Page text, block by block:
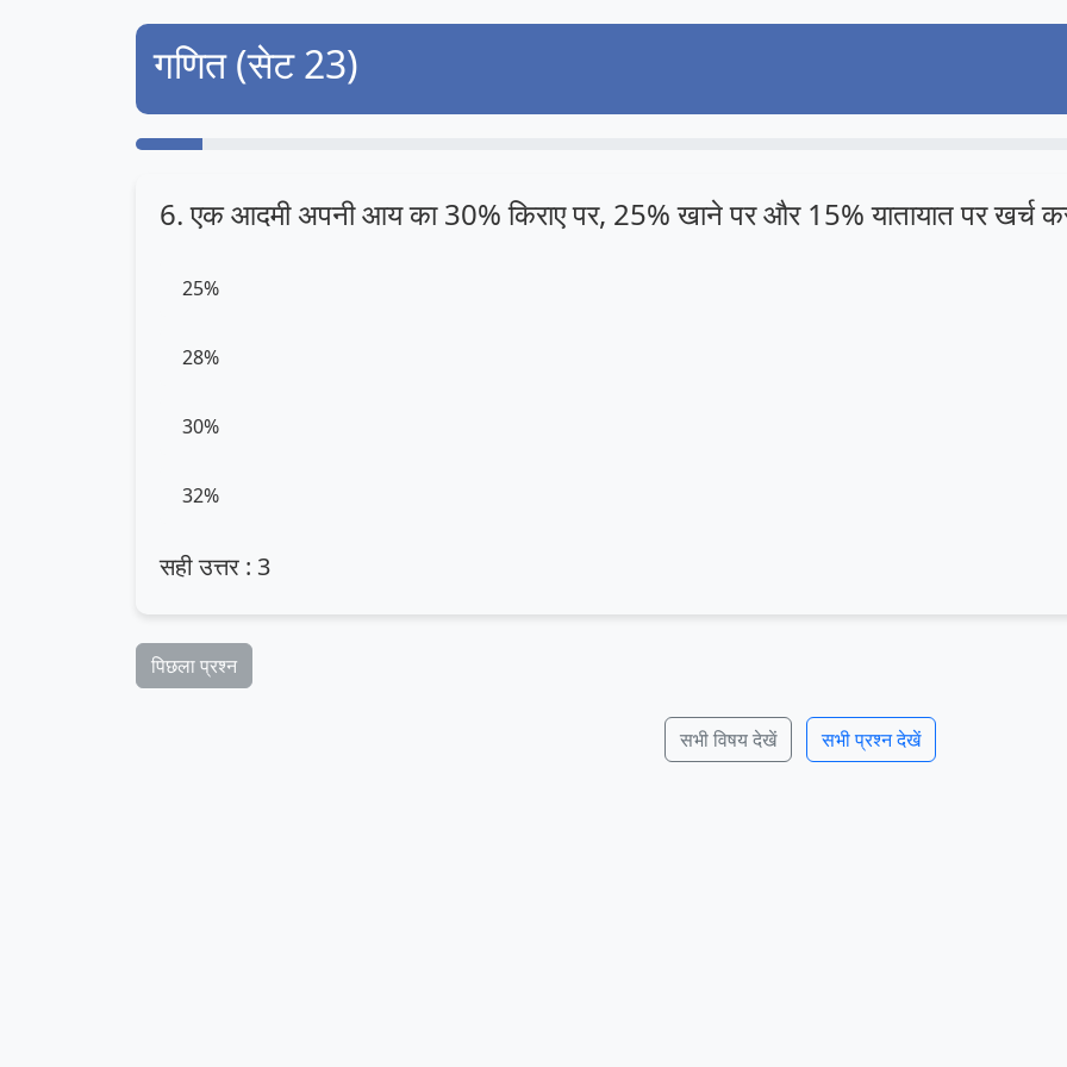
गणित (सेट 23)
6. एक आदमी अपनी आय का 30% किराए पर, 25% खाने पर और 15% यातायात पर खर्च
25%
28%
30%
32%
सही उत्तर : 3
पिछला प्रश्न
सभी विषय देखें सभी प्रश्न देखें